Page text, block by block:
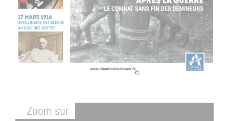
Zoom sur